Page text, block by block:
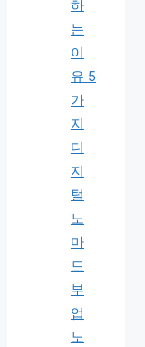
하
는
이
유 5
가
지
디
지
털
노
마
드
부
업
노